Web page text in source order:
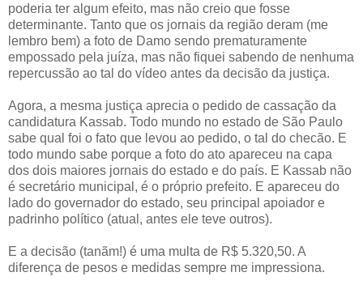
poderia ter algum efeito, mas não creio que fosse
determinante. Tanto que os jornais da região deram (me
lembro bem) a foto de Damo sendo prematuramente
empossado pela juíza, mas não fiquei sabendo de nenhuma
repercussão ao tal do vídeo antes da decisão da justiça.
Agora, a mesma justiça aprecia o pedido de cassação da
candidatura Kassab. Todo mundo no estado de São Paulo
sabe qual foi o fato que levou ao pedido, o tal do checão. E
todo mundo sabe porque a foto do ato apareceu na capa
dos dois maiores jornais do estado e do país. E Kassab não
é secretário municipal, é o próprio prefeito. E apareceu do
lado do governador do estado, seu principal apoiador e
padrinho político (atual, antes ele teve outros).
E a decisão (tanãm!) é uma multa de R$ 5.320,50. A
diferença de pesos e medidas sempre me impressiona.